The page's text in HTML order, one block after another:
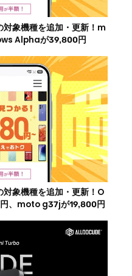
象機種を追加・更新！m
Alphaが39,800円
象機種を追加・更新！O
、moto g37jが19,800円